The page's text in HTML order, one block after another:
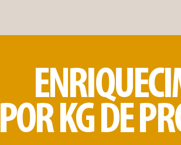
POR KG DE